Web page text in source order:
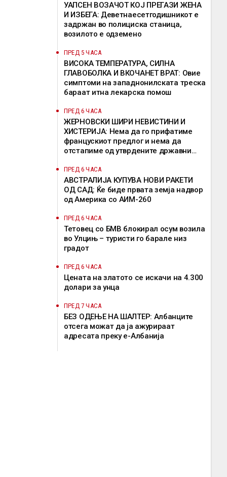
УАПСЕН ВОЗАЧОТ КОЈ ПРЕГАЗИ ЖЕНА
И ИЗБЕГА: Деветнаесетгодишникот е
задржан во полициска станица,
возилото е одземено
ПРЕД 5 ЧАСА
ВИСОКА ТЕМПЕРАТУРА, СИЛНА
ГЛАВОБОЛКА И ВКОЧАНЕТ ВРАТ: Овие
симптоми на западнонилската треска
бараат итна лекарска помош
ПРЕД 6 ЧАСА
ЖЕРНОВСКИ ШИРИ НЕВИСТИНИ И
ХИСТЕРИЈА: Нема да го прифатиме
францускиот предлог и нема да
отстапиме од утврдените државни
ПРЕД 6 ЧАСА
АВСТРАЛИЈА КУПУВА НОВИ РАКЕТИ
ОД САД: Ќе биде првата земја надвор
од Америка со АИМ-260
ПРЕД 6 ЧАСА
Тетовец со БМВ блокирал осум возила
во Улцињ – туристи го барале низ
градот
ПРЕД 6 ЧАСА
Цената на златото се искачи на 4.300
долари за унца
ПРЕД 7 ЧАСА
БЕЗ ОДЕЊЕ НА ШАЛТЕР: Албанците
отсега можат да ја ажурираат
адресата преку е-Албанија